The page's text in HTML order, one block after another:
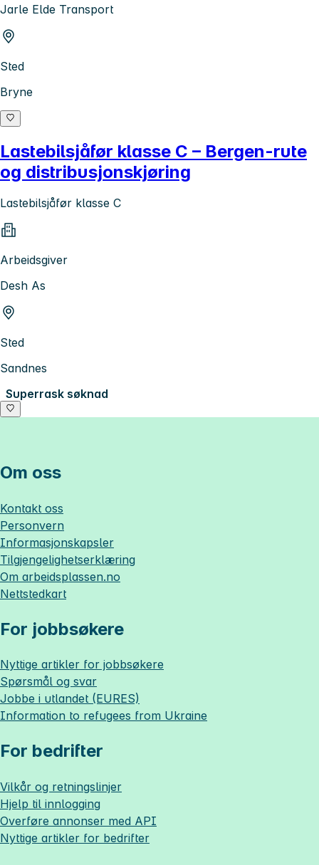
Jarle Elde Transport
Sted
Bryne
Lastebilsjåfør klasse C – Bergen-rute
og distribusjonskjøring
Lastebilsjåfør klasse C
Arbeidsgiver
Desh As
Sted
Sandnes
Superrask søknad
Om oss
Kontakt oss
Personvern
Informasjonskapsler
Tilgjengelighetserklæring
Om arbeidsplassen.no
Nettstedkart
For jobbsøkere
Nyttige artikler for jobbsøkere
Spørsmål og svar
Jobbe i utlandet (EURES)
Information to refugees from Ukraine
For bedrifter
Vilkår og retningslinjer
Hjelp til innlogging
Overføre annonser med API
Nyttige artikler for bedrifter